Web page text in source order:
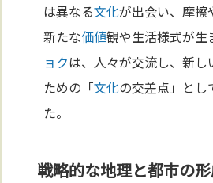
は異なる文化が出会い、摩擦
新たな価値観や生活様式が生
ョクは、人々が交流し、新し
ための「文化の交差点」とし
た。
戦略的な地理と都市の